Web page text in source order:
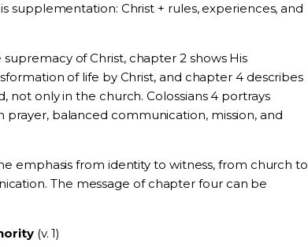
supplementation: Christ + rules, experiences, and
of Christ, chapter 2 shows His
of life by Christ, and chapter 4 describes
not only in the church. Colossians 4 portrays
balanced communication, mission, and
emphasis from identity to witness, from church to
The message of chapter four can be
(v. 1)